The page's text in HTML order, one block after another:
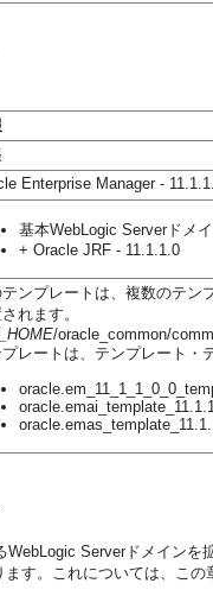
Enterprise Manager -
基本WebLogic Serverドメ
+ Oracle JRF - 11.1.1.0
テンプレートは、複数のテン
れます。
/oracle_common/
レートは、テンプレート・
Serverドメイン
す。これについては、この